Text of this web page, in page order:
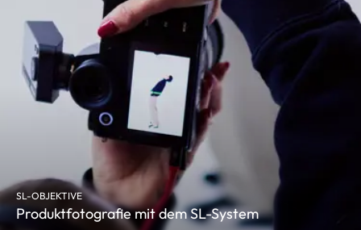
SL-OBJEKTIVE
Produktfotografie mit dem SL-System